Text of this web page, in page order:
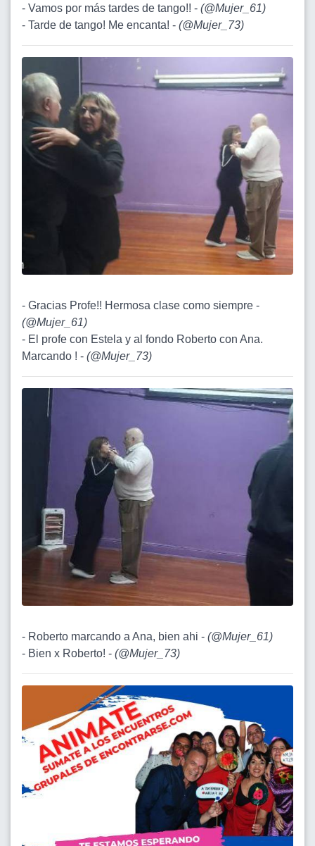
- Vamos por más tardes de tango!! - (@Mujer_61)
- Tarde de tango! Me encanta! - (@Mujer_73)
- Gracias Profe!! Hermosa clase como siempre -
(@Mujer_61)
- El profe con Estela y al fondo Roberto con Ana.
Marcando ! - (@Mujer_73)
- Roberto marcando a Ana, bien ahi - (@Mujer_61)
- Bien x Roberto! - (@Mujer_73)